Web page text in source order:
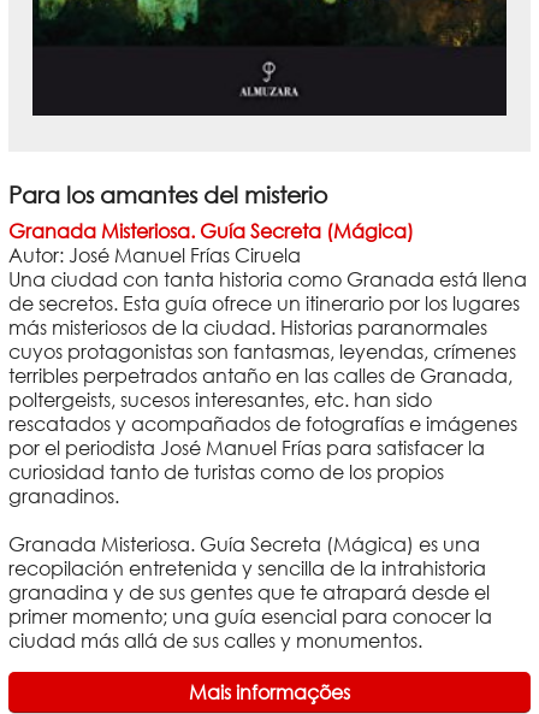
Para los amantes del misterio
Granada Misteriosa. Guía Secreta (Mágica)
Autor: José Manuel Frías Ciruela
Una ciudad con tanta historia como Granada está llena
de secretos. Esta guía ofrece un itinerario por los lugares
más misteriosos de la ciudad. Historias paranormales
cuyos protagonistas son fantasmas, leyendas, crímenes
terribles perpetrados antaño en las calles de Granada,
poltergeists, sucesos interesantes, etc. han sido
rescatados y acompañados de fotografías e imágenes
por el periodista José Manuel Frías para satisfacer la
curiosidad tanto de turistas como de los propios
granadinos.
Granada Misteriosa. Guía Secreta (Mágica) es una
recopilación entretenida y sencilla de la intrahistoria
granadina y de sus gentes que te atrapará desde el
primer momento; una guía esencial para conocer la
ciudad más allá de sus calles y monumentos.
Mais informações